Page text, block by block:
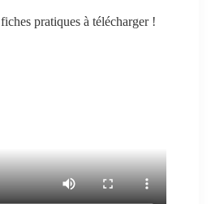
pratiques à télécharger !